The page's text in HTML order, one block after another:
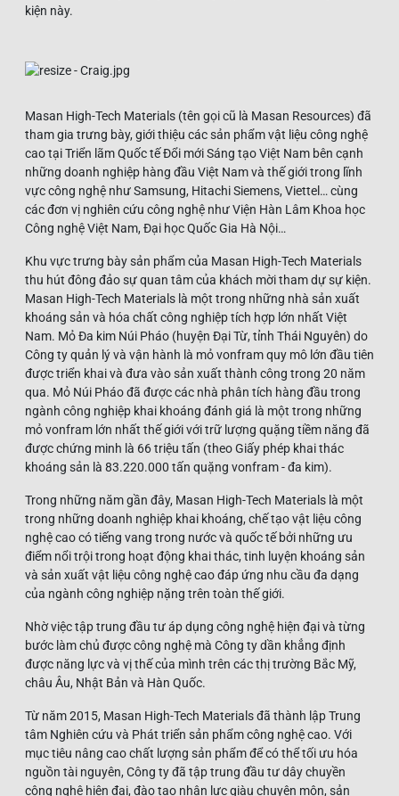
kiện này.
Masan High-Tech Materials (tên gọi cũ là Masan Resources) đã
tham gia trưng bày, giới thiệu các sản phẩm vật liệu công nghệ
cao tại Triển lãm Quốc tế Đổi mới Sáng tạo Việt Nam bên cạnh
những doanh nghiệp hàng đầu Việt Nam và thế giới trong lĩnh
vực công nghệ như Samsung, Hitachi Siemens, Viettel… cùng
các đơn vị nghiên cứu công nghệ như Viện Hàn Lâm Khoa học
Công nghệ Việt Nam, Đại học Quốc Gia Hà Nội…
Khu vực trưng bày sản phẩm của Masan High-Tech Materials
thu hút đông đảo sự quan tâm của khách mời tham dự sự kiện.
Masan High-Tech Materials là một trong những nhà sản xuất
khoáng sản và hóa chất công nghiệp tích hợp lớn nhất Việt
Nam. Mỏ Đa kim Núi Pháo (huyện Đại Từ, tỉnh Thái Nguyên) do
Công ty quản lý và vận hành là mỏ vonfram quy mô lớn đầu tiên
được triển khai và đưa vào sản xuất thành công trong 20 năm
qua. Mỏ Núi Pháo đã được các nhà phân tích hàng đầu trong
ngành công nghiệp khai khoáng đánh giá là một trong những
mỏ vonfram lớn nhất thế giới với trữ lượng quặng tiềm năng đã
được chứng minh là 66 triệu tấn (theo Giấy phép khai thác
khoáng sản là 83.220.000 tấn quặng vonfram - đa kim).
Trong những năm gần đây, Masan High-Tech Materials là một
trong những doanh nghiệp khai khoáng, chế tạo vật liệu công
nghệ cao có tiếng vang trong nước và quốc tế bởi những ưu
điểm nổi trội trong hoạt động khai thác, tinh luyện khoáng sản
và sản xuất vật liệu công nghệ cao đáp ứng nhu cầu đa dạng
của ngành công nghiệp nặng trên toàn thế giới.
Nhờ việc tập trung đầu tư áp dụng công nghệ hiện đại và từng
bước làm chủ được công nghệ mà Công ty dần khẳng định
được năng lực và vị thế của mình trên các thị trường Bắc Mỹ,
châu Âu, Nhật Bản và Hàn Quốc.
Từ năm 2015, Masan High-Tech Materials đã thành lập Trung
tâm Nghiên cứu và Phát triển sản phẩm công nghệ cao. Với
mục tiêu nâng cao chất lượng sản phẩm để có thể tối ưu hóa
nguồn tài nguyên, Công ty đã tập trung đầu tư dây chuyền
công nghệ hiện đại, đào tạo nhân lực giàu chuyên môn, sản